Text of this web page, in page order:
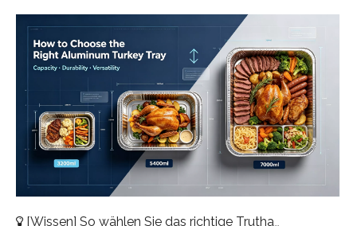
[Wissen] So wählen Sie das richtige Truthahntablett aus Aluminium aus: Eine vollständige Größenübersicht